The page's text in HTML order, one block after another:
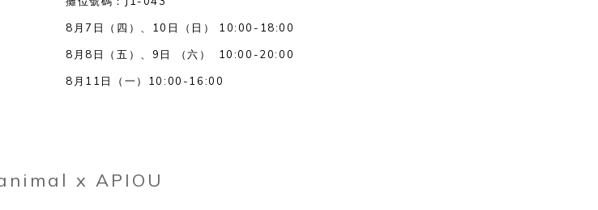
8月7日（四）、10日（日） 10:00-18:00
8月8日（五）、9日 （六） 10:00-20:00
8月11日（一）10:00-16:00
x APIOU